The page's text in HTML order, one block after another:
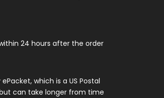
24 hours after the order
which is a US Postal
can take longer from time